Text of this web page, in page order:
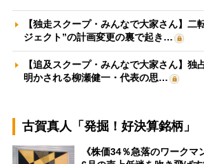
【独走スクープ・みんなで大家さん】二
ジェクト”の計画変更の裏で起き…
【追及スクープ・みんなで大家さん】独
明かされる柳瀬健一・代表の思…
古賀真人「発掘！好決算銘柄」
《株価34％急落のワークマ